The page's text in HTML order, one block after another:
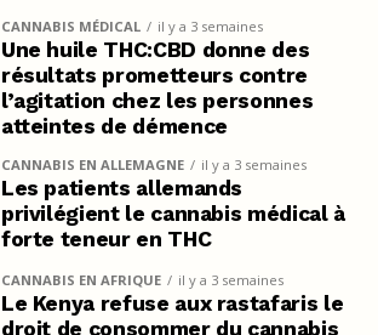
CANNABIS MÉDICAL il y a 3 semaines
Une huile THC:CBD donne des
résultats prometteurs contre
l’agitation chez les personnes
atteintes de démence
CANNABIS EN ALLEMAGNE il y a 3 semaines
Les patients allemands
privilégient le cannabis médical à
forte teneur en THC
CANNABIS EN AFRIQUE il y a 3 semaines
Le Kenya refuse aux rastafaris le
droit de consommer du cannabis